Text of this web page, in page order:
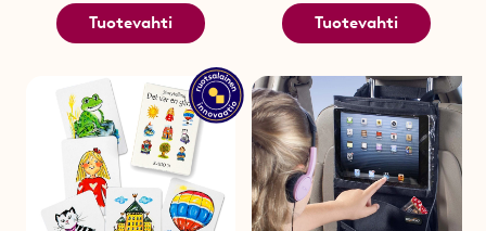
Tuotevahti Tuotevahti